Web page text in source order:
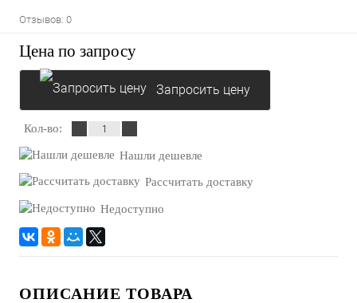
Отзывов: 0
Цена по запросу
Запросить цену
Кол-во:
Нашли дешевле
Рассчитать доставку
Недоступно
ОПИСАНИЕ ТОВАРА